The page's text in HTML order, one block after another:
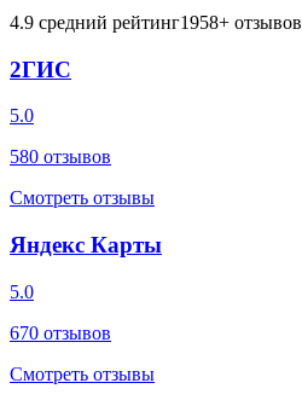
4.9 средний рейтинг1958+ отзывов
2ГИС
5.0
580 отзывов
Смотреть отзывы
Яндекс Карты
5.0
670 отзывов
Смотреть отзывы